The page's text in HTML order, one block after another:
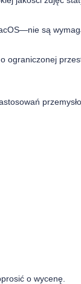
są
ograniczonej
o wycenę.